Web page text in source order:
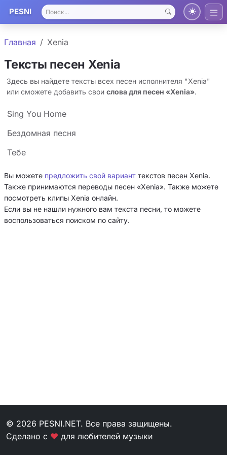
PESNI
Главная Xenia
Тексты песен Xenia
Здесь вы найдете тексты всех песен исполнителя "Xenia"
или сможете добавить свои слова для песен «Xenia».
Sing You Home
Бездомная песня
Тебе
Вы можете предложить свой вариант текстов песен Xenia.
Также принимаются переводы песен «Xenia». Также можете
посмотреть клипы Xenia онлайн.
Если вы не нашли нужного вам текста песни, то можете
воспользоваться поиском по сайту.
© 2026 PESNI.NET. Все права защищены.
Сделано с ❤ для любителей музыки